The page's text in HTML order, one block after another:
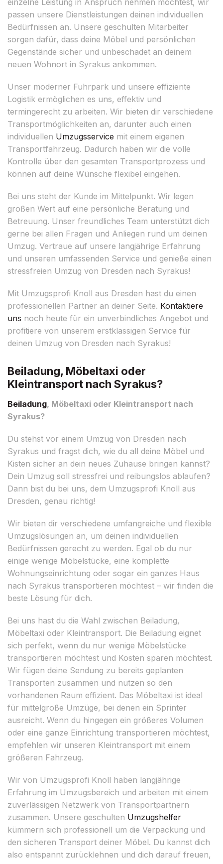
passen unsere Dienstleistungen deinen individuellen
Bedürfnissen an. Unsere geschulten Mitarbeiter
sorgen dafür, dass deine Möbel und persönlichen
Gegenstände sicher und unbeschadet an deinem
neuen Wohnort in Syrakus ankommen.
Unser moderner Fuhrpark und unsere effiziente
Logistik ermöglichen es uns, effektiv und
termingerecht zu arbeiten. Wir bieten dir verschiedene
Transportmöglichkeiten an, darunter auch einen
individuellen Umzugsservice mit einem eigenen
Transportfahrzeug. Dadurch haben wir die volle
Kontrolle über den gesamten Transportprozess und
können auf deine Wünsche flexibel eingehen.
Bei uns steht der Kunde im Mittelpunkt. Wir legen
großen Wert auf eine persönliche Beratung und
Betreuung. Unser freundliches Team unterstützt dich
gerne bei allen Fragen und Anliegen rund um deinen
Umzug. Vertraue auf unsere langjährige Erfahrung
und unseren umfassenden Service und genieße einen
stressfreien Umzug von Dresden nach Syrakus!
Mit Umzugsprofi Knoll aus Dresden hast du einen
professionellen Partner an deiner Seite. Kontaktiere
uns noch heute für ein unverbindliches Angebot und
profitiere von unserem erstklassigen Service für
deinen Umzug von Dresden nach Syrakus!
Beiladung, Möbeltaxi oder
Kleintransport nach Syrakus?
Beiladung, Möbeltaxi oder Kleintransport nach
Syrakus?
Du stehst vor einem Umzug von Dresden nach
Syrakus und fragst dich, wie du all deine Möbel und
Kisten sicher an dein neues Zuhause bringen kannst?
Dein Umzug soll stressfrei und reibungslos ablaufen?
Dann bist du bei uns, dem Umzugsprofi Knoll aus
Dresden, genau richtig!
Wir bieten dir verschiedene umfangreiche und flexible
Umzugslösungen an, um deinen individuellen
Bedürfnissen gerecht zu werden. Egal ob du nur
einige wenige Möbelstücke, eine komplette
Wohnungseinrichtung oder sogar ein ganzes Haus
nach Syrakus transportieren möchtest – wir finden die
beste Lösung für dich.
Bei uns hast du die Wahl zwischen Beiladung,
Möbeltaxi oder Kleintransport. Die Beiladung eignet
sich perfekt, wenn du nur wenige Möbelstücke
transportieren möchtest und Kosten sparen möchtest.
Wir fügen deine Sendung zu bereits geplanten
Transporten zusammen und nutzen so den
vorhandenen Raum effizient. Das Möbeltaxi ist ideal
für mittelgroße Umzüge, bei denen ein Sprinter
ausreicht. Wenn du hingegen ein größeres Volumen
oder eine ganze Einrichtung transportieren möchtest,
empfehlen wir unseren Kleintransport mit einem
größeren Fahrzeug.
Wir von Umzugsprofi Knoll haben langjährige
Erfahrung im Umzugsbereich und arbeiten mit einem
zuverlässigen Netzwerk von Transportpartnern
zusammen. Unsere geschulten Umzugshelfer
kümmern sich professionell um die Verpackung und
den sicheren Transport deiner Möbel. Du kannst dich
also entspannt zurücklehnen und dich darauf freuen,